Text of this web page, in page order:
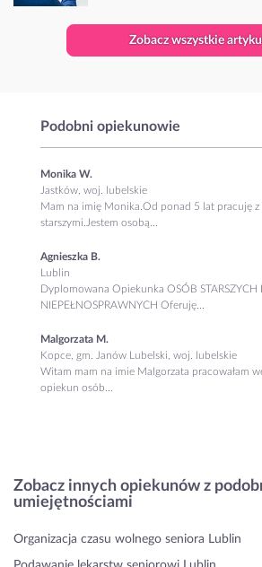
Zobacz wszystkie
Podobni opiekunowie
Monika W.
Jastków, woj. lubelskie
Mam na imię Monika.Od ponad 5 lat pracuję z
starszymi.Jestem osobą...
Agnieszka B.
Lublin
Dyplomowana Opiekunka OSÓB STARSZYCH I
NIEPEŁNOSPRAWNYCH Oferuję...
Malgorzata M.
Kopce, gm. Janów Lubelski, woj. lubelskie
Witam mam na imie Malgorzata pracowałam
opiekun osób...
Zobacz innych opiekunów z
umiejętnościami
Organizacja czasu wolnego seniora Lublin